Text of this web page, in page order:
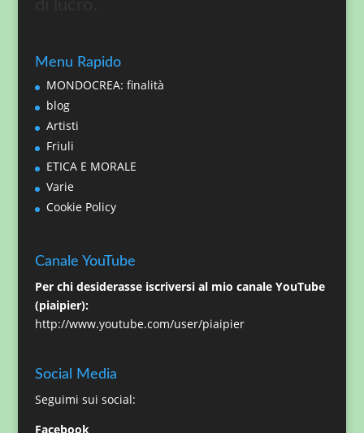
Menu Rapido
MONDOCREA: finalità
blog
Artisti
Friuli
ETICA E MORALE
Varie
Cookie Policy
Canale YouTube
Per chi desiderasse iscriversi al mio canale YouTube
(piaipier):
http://www.youtube.com/user/piaipier
Social Media
Seguimi sui social:
Facebook